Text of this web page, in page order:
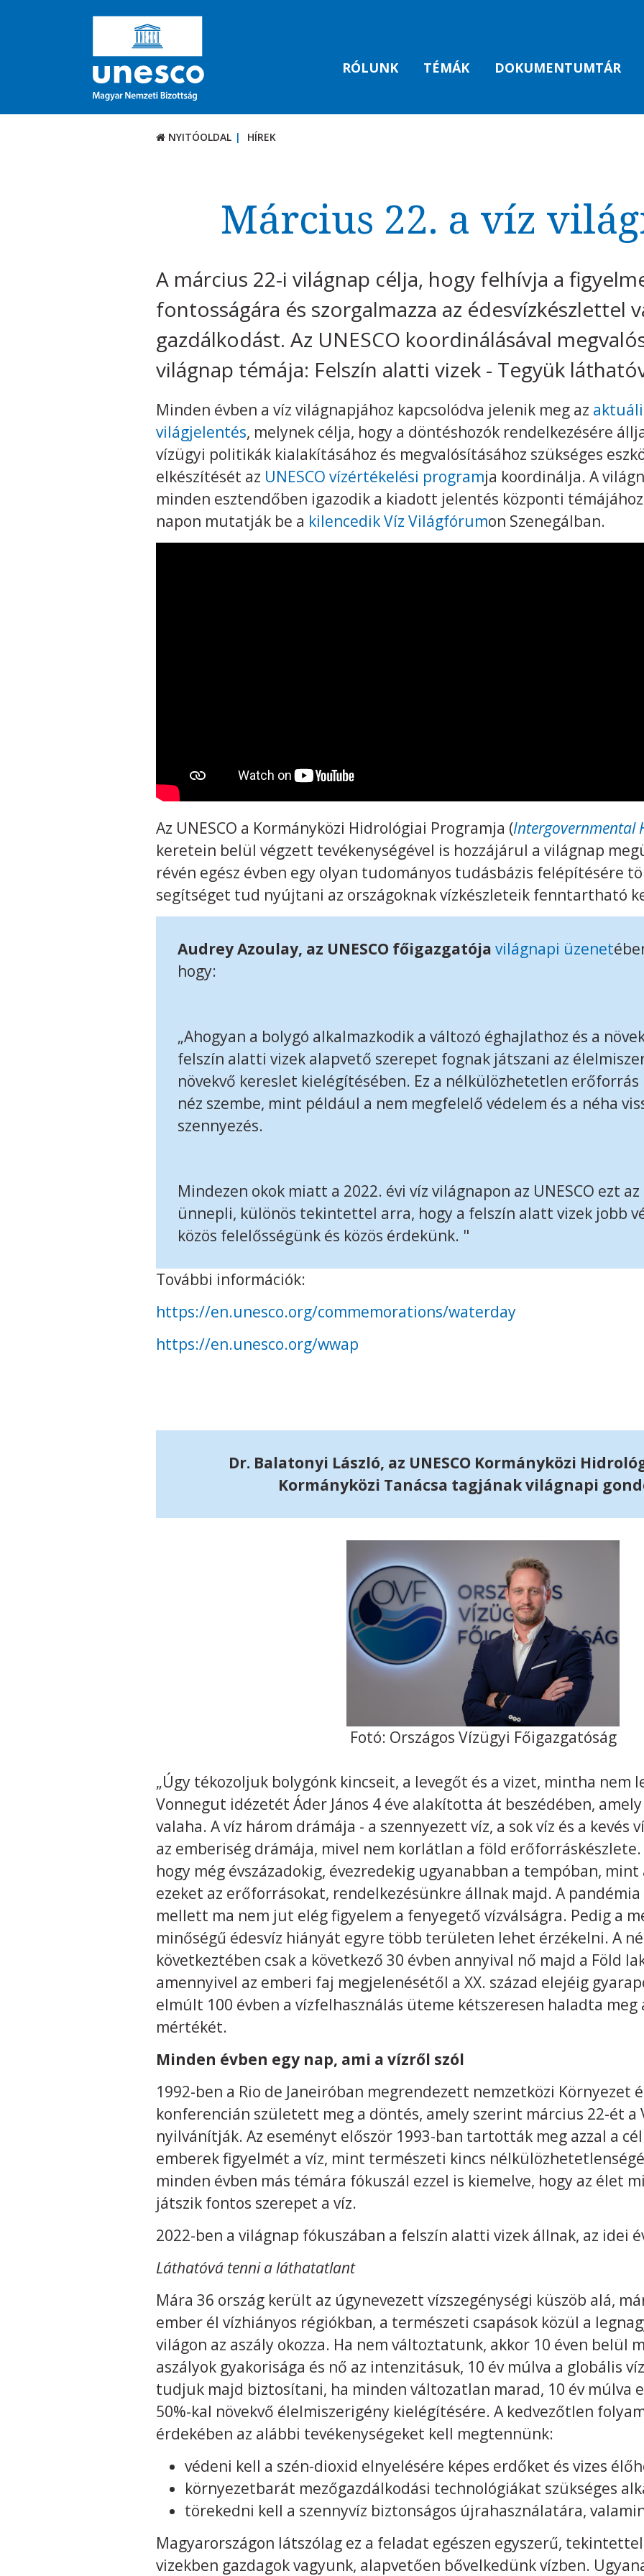
RÓLUNK TÉMÁK DOKUMENTUMTÁR
NYITÓOLDAL HÍREK
Március 22. a víz
A március 22-i világnap célja, hogy felhívja a
fontosságára és szorgalmazza az édesvízkészlettel
gazdálkodást. Az UNESCO koordinálásával
világnap témája: Felszín alatti vizek - Tegyük
Minden évben a víz világnapjához kapcsolódva jelenik meg az
világjelentés, melynek célja, hogy a döntéshozók rendelkezésére
vízügyi politikák kialakításához és megvalósításához szükséges
elkészítését az UNESCO vízértékelési programja koordinálja. A
minden esztendőben igazodik a kiadott jelentés központi
napon mutatják be a kilencedik Víz Világfórumon Szenegálban.
Az UNESCO a Kormányközi Hidrológiai Programja (Intergovernmental
keretein belül végzett tevékenységével is hozzájárul a világnap
révén egész évben egy olyan tudományos tudásbázis felépítésére
segítséget tud nyújtani az országoknak vízkészleteik fenntartható
Audrey Azoulay, az UNESCO főigazgatója világnapi üzenet
hogy:
„Ahogyan a bolygó alkalmazkodik a változó éghajlathoz és a
felszín alatti vizek alapvető szerepet fognak játszani az
növekvő kereslet kielégítésében. Ez a nélkülözhetetlen erőforrás
néz szembe, mint például a nem megfelelő védelem és a néha
szennyezés.
Mindezen okok miatt a 2022. évi víz világnapon az UNESCO ezt
ünnepli, különös tekintettel arra, hogy a felszín alatt vizek jobb
közös felelősségünk és közös érdekünk. "
További információk:
https://en.unesco.org/commemorations/waterday
https://en.unesco.org/wwap
Dr. Balatonyi László, az UNESCO Kormányközi
Kormányközi Tanácsa tagjának világnapi
Fotó: Országos Vízügyi Főigazgatóság
„Úgy tékozoljuk bolygónk kincseit, a levegőt és a vizet, mintha nem
Vonnegut idézetét Áder János 4 éve alakította át beszédében,
valaha. A víz három drámája - a szennyezett víz, a sok víz és a kevés
az emberiség drámája, mivel nem korlátlan a föld
hogy még évszázadokig, évezredekig ugyanabban a tempóban,
ezeket az erőforrásokat, rendelkezésünkre állnak majd. A pandémia
mellett ma nem jut elég figyelem a fenyegető vízválságra. Pedig a
minőségű édesvíz hiányát egyre több területen lehet érzékelni. A
következtében csak a következő 30 évben annyival nő majd a Föld
amennyivel az emberi faj megjelenésétől a XX. század elejéig
elmúlt 100 évben a vízfelhasználás üteme kétszeresen haladta meg
mértékét.
Minden évben egy nap, ami a vízről szól
1992-ben a Rio de Janeiróban megrendezett nemzetközi Környezet
konferencián született meg a döntés, amely szerint március 22-ét a
nyilvánítják. Az eseményt először 1993-ban tartották meg azzal a
emberek figyelmét a víz, mint természeti kincs
minden évben más témára fókuszál ezzel is kiemelve, hogy az élet
játszik fontos szerepet a víz.
2022-ben a világnap fókuszában a felszín alatti vizek állnak, az idei
Láthatóvá tenni a láthatatlant
Mára 36 ország került az úgynevezett vízszegénységi küszöb alá,
ember él vízhiányos régiókban, a természeti csapások közül a
világon az aszály okozza. Ha nem változtatunk, akkor 10 éven belül
aszályok gyakorisága és nő az intenzitásuk, 10 év múlva a globális
tudjuk majd biztosítani, ha minden változatlan marad, 10 év múlva
50%-kal növekvő élelmiszerigény kielégítésére. A kedvezőtlen
érdekében az alábbi tevékenységeket kell megtennünk:
védeni kell a szén-dioxid elnyelésére képes erdőket és vizes
környezetbarát mezőgazdálkodási technológiákat szükséges
törekedni kell a szennyvíz biztonságos újrahasználatára,
Magyarországon látszólag ez a feladat egészen egyszerű,
vizekben gazdagok vagyunk, alapvetően bővelkedünk vízben.